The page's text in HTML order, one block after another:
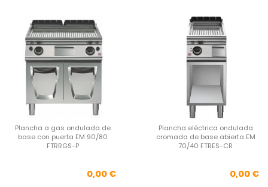
Plancha a gas ondulada de
base con puerta EM 90/80
FTRRGS-P
Precio
0,00 €
Plancha eléctrica ondulada
cromada de base abierta EM
70/40 FTRES-CR
0,00 €